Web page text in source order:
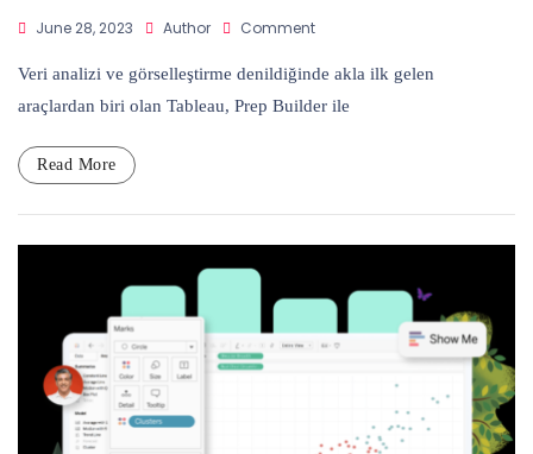
June 28, 2023 Author CommentOn
Güce
Büyücü:
Veri analizi ve görselleştirme denildiğinde akla ilk gelen
araçlardan biri olan Tableau, Prep Builder ile
Read More